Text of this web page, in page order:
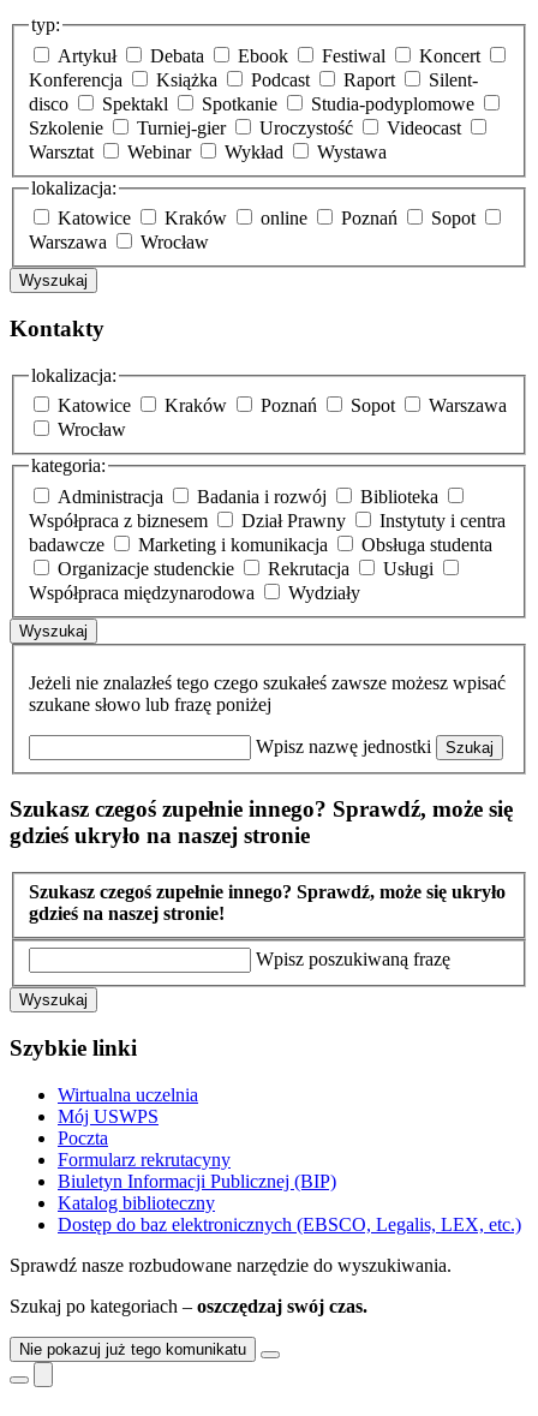
typ:
Artykuł
Debata Ebook Festiwal
Koncert
Konferencja
Książka Podcast Raport
Silent-
disco
Spektakl Spotkanie
Studia-podyplomowe
Szkolenie
Turniej-gier Uroczystość
Videocast
Warsztat
Webinar Wykład
Wystawa
lokalizacja:
Katowice
Kraków online Poznań
Sopot
Warszawa
Wrocław
Wyszukaj
Kontakty
lokalizacja:
Katowice
Kraków Poznań Sopot
Warszawa
Wrocław
kategoria:
Administracja
Badania i rozwój
Biblioteka
Współpraca z biznesem
Dział Prawny
Instytuty i centra
badawcze
Marketing i komunikacja
Obsługa studenta
Organizacje studenckie
Rekrutacja
Usługi
Współpraca międzynarodowa
Wydziały
Wyszukaj
Jeżeli nie znalazłeś tego czego szukałeś zawsze możesz wpisać
szukane słowo lub frazę poniżej
Wpisz nazwę jednostki Szukaj
Szukasz czegoś zupełnie innego? Sprawdź, może się
gdzieś ukryło na naszej stronie
Szukasz czegoś zupełnie innego? Sprawdź, może się ukryło
gdzieś na naszej stronie!
Wpisz poszukiwaną frazę
Wyszukaj
Szybkie linki
Wirtualna uczelnia
Mój USWPS
Poczta
Formularz rekrutacyny
Biuletyn Informacji Publicznej (BIP)
Katalog biblioteczny
Dostęp do baz elektronicznych (EBSCO, Legalis, LEX, etc.)
Sprawdź nasze rozbudowane narzędzie do wyszukiwania.
Szukaj po kategoriach – oszczędzaj swój czas.
Nie pokazuj już tego komunikatu